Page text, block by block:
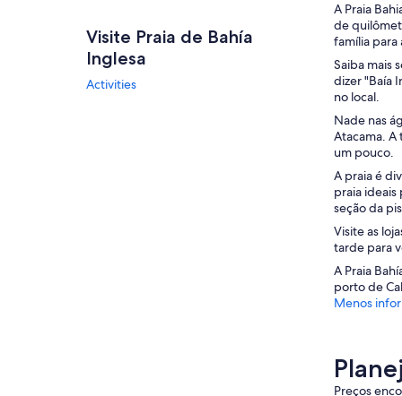
Visite Praia de Bahía
Inglesa
Activities
A Praia
de
família para
Saiba mais
dizer "Baía
no local.
Nade nas
Atacama.
um pouco.
A praia é
praia ideais
seção da
Visite as
tarde para
A Praia
porto de
Menos
Preços